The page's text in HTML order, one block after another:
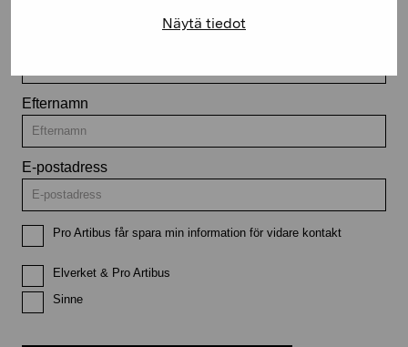
Näytä tiedot
Efternamn
E-postadress
Pro Artibus får spara min information för vidare kontakt
Elverket & Pro Artibus
Sinne